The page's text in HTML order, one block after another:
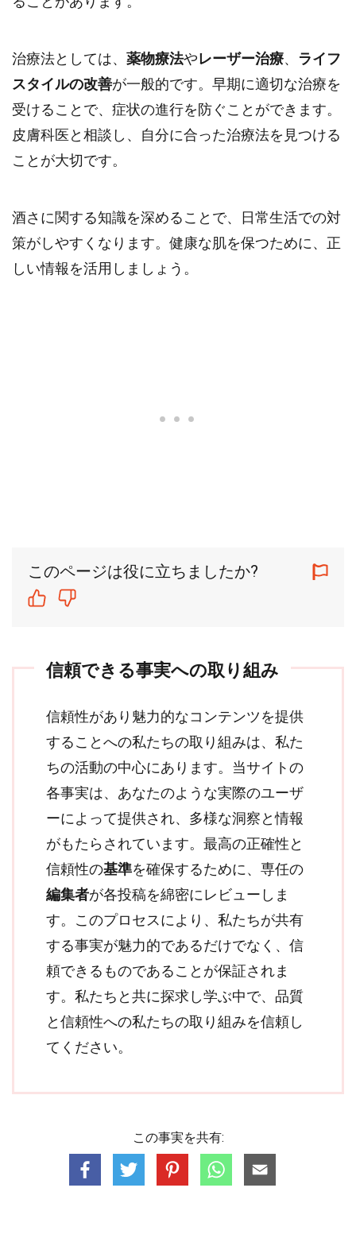
治療法としては、 薬物療法やレーザー治療、 ライフ
スタイルの改善が一般的です。早期に適切な治療を
受けることで、症状の進行を防ぐことができます。
皮膚科医と相談し、自分に合った治療法を見つける
ことが大切です。
酒さに関する知識を深めることで、日常生活での対
策がしやすくなります。健康な肌を保つために、正
しい情報を活用しましょう。
このページは役に立ちましたか?
信頼できる事実への取り組み
信頼性があり魅力的なコンテンツを提供
することへの私たちの取り組みは、私た
ちの活動の中心にあります。当サイトの
各事実は、あなたのような実際のユーザ
ーによって提供され、多様な洞察と情報
がもたらされています。最高の正確性と
信頼性の基準を確保するために、専任の
編集者が各投稿を綿密にレビューしま
す。このプロセスにより、私たちが共有
する事実が魅力的であるだけでなく、信
頼できるものであることが保証されま
す。私たちと共に探求し学ぶ中で、品質
と信頼性への私たちの取り組みを信頼し
てください。
この事実を共有: